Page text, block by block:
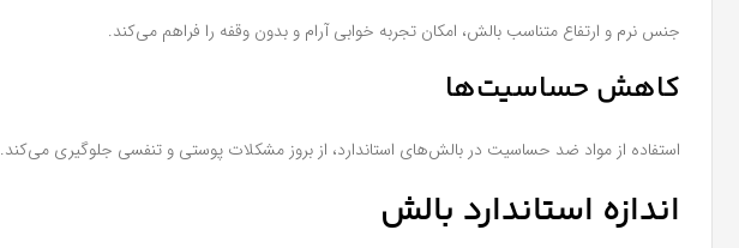
جنس نرم و ارتفاع متناسب بالش، امکان تجربه خوابی آرام و بدون وقفه را فراهم می‌کند.
کاهش حساسیت‌ها
استفاده از مواد ضد حساسیت در بالش‌های استاندارد، از بروز مشکلات پوستی و تنفسی جلوگیری می‌کند.
اندازه استاندارد بالش